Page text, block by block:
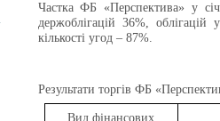
Частка ФБ «Перспектива» у
держоблігацій 36%,
кількості угод – 87%.
Результати торгів ФБ
Вид фінансових